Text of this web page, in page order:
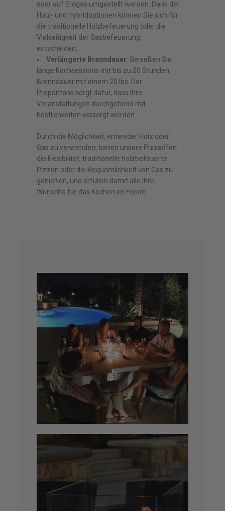
oder auf Erdgas umgestellt werden. Dank der
Holz- und Hybridoptionen können Sie sich für
die traditionelle Holzbefeuerung oder die
Vielseitigkeit der Gasbefeuerung
entscheiden.
Verlängerte Brenndauer: Genießen Sie
lange Kochsessions mit bis zu 20 Stunden
Brenndauer mit einem 20 lbs. Der
Propantank sorgt dafür, dass Ihre
Veranstaltungen durchgehend mit
Köstlichkeiten versorgt werden.
Durch die Möglichkeit, entweder Holz oder
Gas zu verwenden, bieten unsere Pizzaöfen
die Flexibilität, traditionelle holzbefeuerte
Pizzen oder die Bequemlichkeit von Gas zu
genießen, und erfüllen damit alle Ihre
Wünsche für das Kochen im Freien.